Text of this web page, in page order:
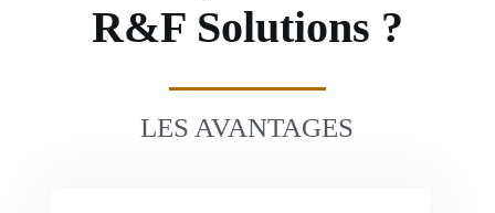
R&F Solutions ?
LES AVANTAGES